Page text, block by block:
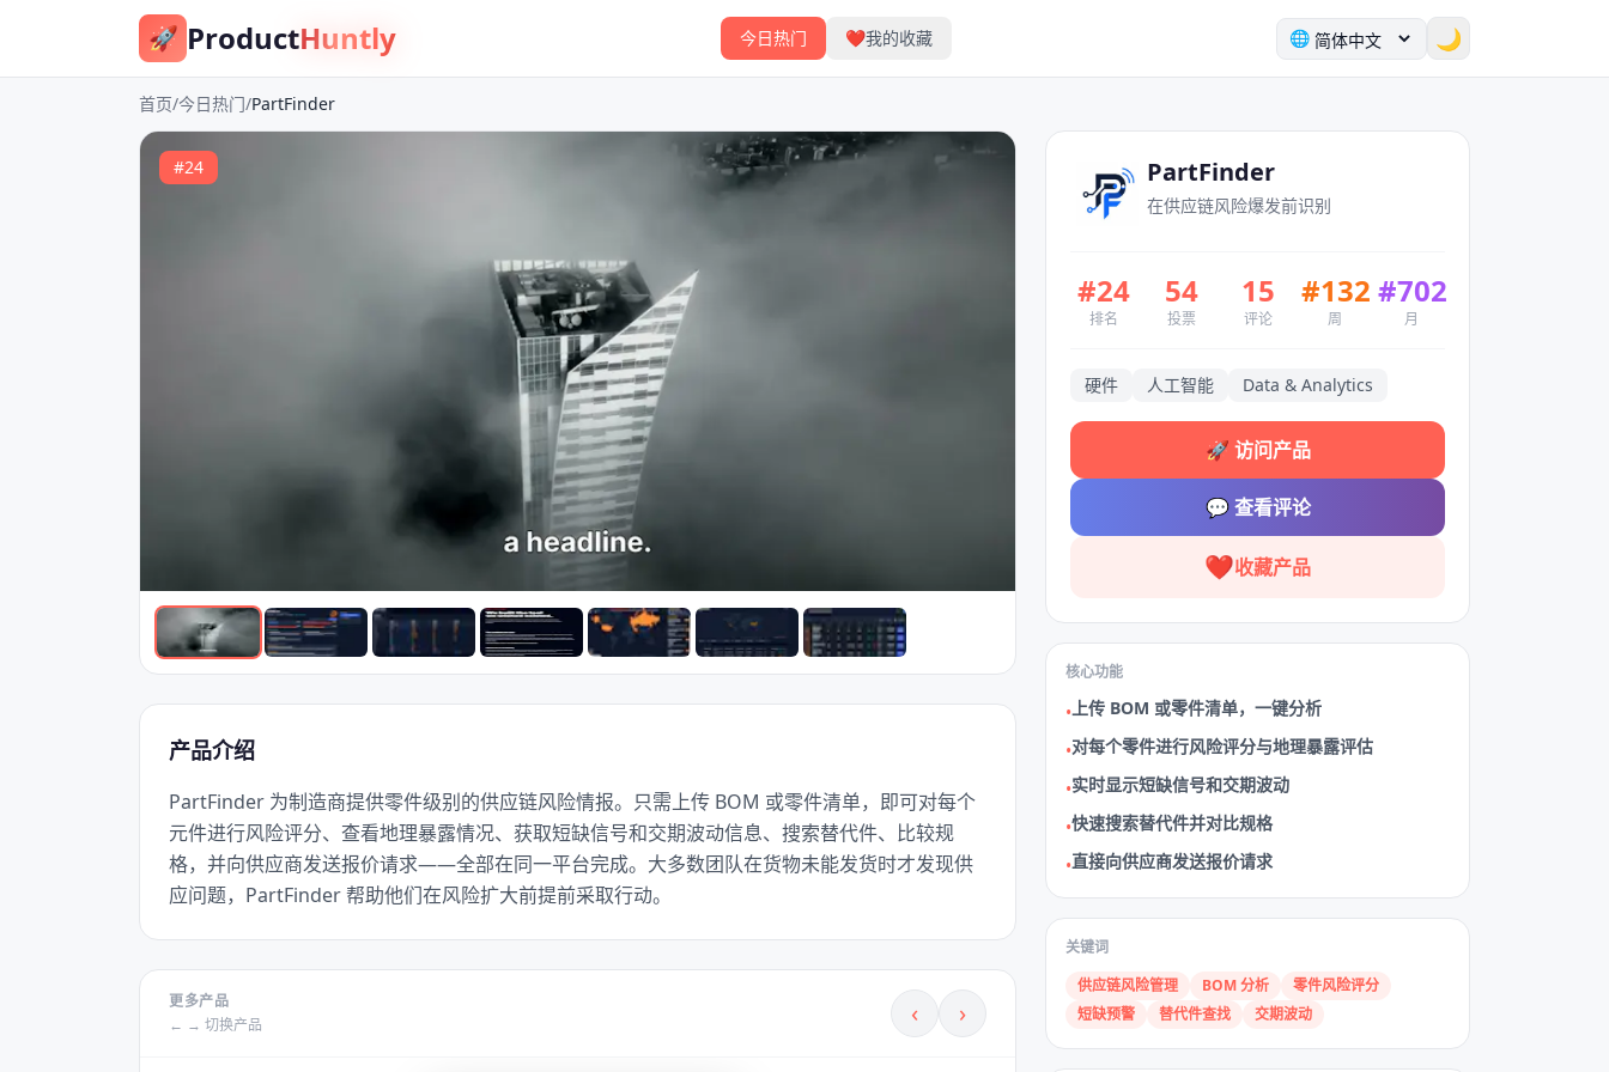
🚀 ProductHuntly 今日热门 ❤️我的收藏 🌐 🌙
首页/今日热门/PartFinder
#24
产品介绍
PartFinder 为制造商提供零件级别的供应链风险情报。只需上传 BOM 或零件清单，即可对每个
元件进行风险评分、查看地理暴露情况、获取短缺信号和交期波动信息、搜索替代件、比较规
格，并向供应商发送报价请求——全部在同一平台完成。大多数团队在货物未能发货时才发现供
应问题，PartFinder 帮助他们在风险扩大前提前采取行动。
更多产品
← → 切换产品
‹ ›
PartFinder
在供应链风险爆发前识别
#24
排名
54
投票
15
评论
#132
周
#702
月
硬件 人工智能 Data & Analytics
🚀 访问产品
💬查看评论
❤️收藏产品
核心功能
•上传 BOM 或零件清单，一键分析
•对每个零件进行风险评分与地理暴露评估
•实时显示短缺信号和交期波动
•快速搜索替代件并对比规格
•直接向供应商发送报价请求
关键词
供应链风险管理
BOM 分析
零件风险评分
短缺预警
替代件查找 交期波动